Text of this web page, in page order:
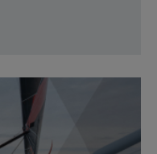
contraint à l’abandon